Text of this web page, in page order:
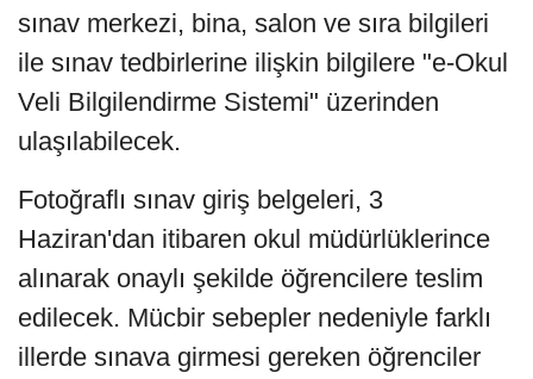
sınav merkezi, bina, salon ve sıra bilgileri
ile sınav tedbirlerine ilişkin bilgilere "e-Okul
Veli Bilgilendirme Sistemi" üzerinden
ulaşılabilecek.
Fotoğraflı sınav giriş belgeleri, 3
Haziran'dan itibaren okul müdürlüklerince
alınarak onaylı şekilde öğrencilere teslim
edilecek. Mücbir sebepler nedeniyle farklı
illerde sınava girmesi gereken öğrenciler